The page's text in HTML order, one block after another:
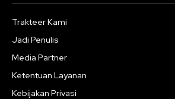
Trakteer Kami
Jadi Penulis
Media Partner
Ketentuan Layanan
Kebijakan Privasi